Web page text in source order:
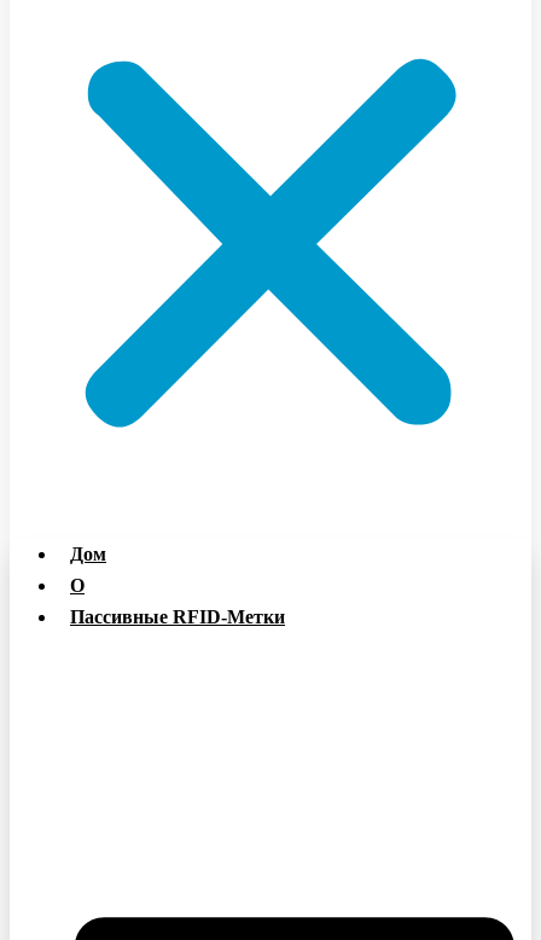
Дом
О
Пассивные RFID-Метки